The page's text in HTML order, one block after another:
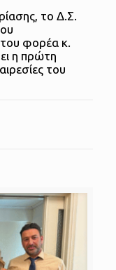
το Δ.Σ.
του φορέα κ.
η πρώτη
του